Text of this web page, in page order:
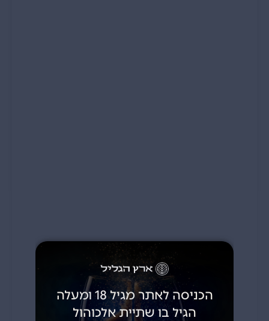
הכניסה לאתר מגיל 18 ומעלה
הגיל בו שתיית אלכוהול